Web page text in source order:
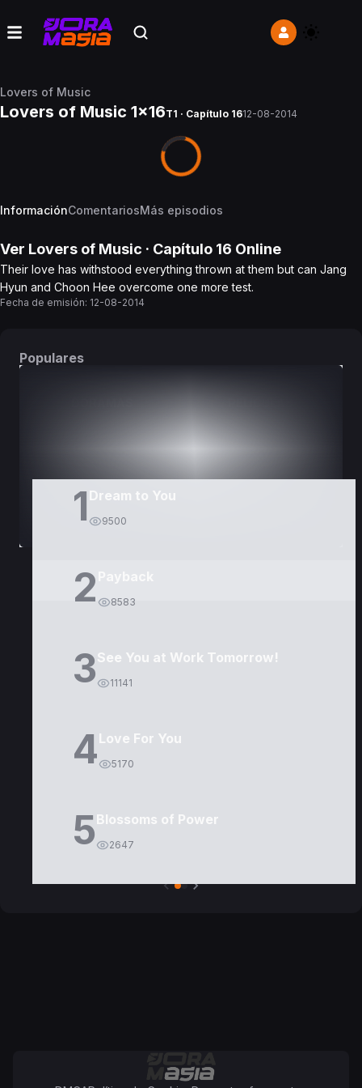
Lovers of Music
Lovers of Music 1x16T1 · Capítulo 1612-08-2014
InformaciónComentariosMás episodios
Ver Lovers of Music · Capítulo 16 Online
Their love has withstood everything thrown at them but can Jang
Hyun and Choon Hee overcome one more test.
Fecha de emisión: 12-08-2014
Populares
1 Dream to You
9500
2 8583
3See You at Work Tomorrow!
11141
4Love For You
5170
5Blossoms of Power
2647